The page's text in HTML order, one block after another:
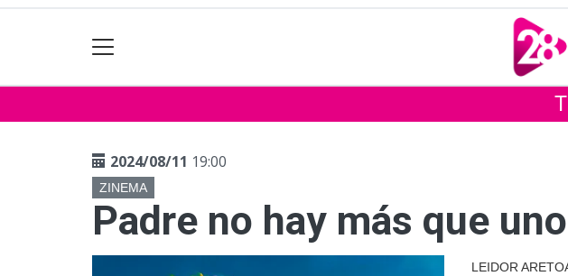
2024/08/11 19:00
ZINEMA
Padre no hay más que
LEIDOR